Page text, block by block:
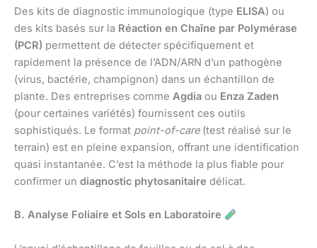
Des kits de diagnostic immunologique (type ELISA) ou
des kits basés sur la Réaction en Chaîne par Polymérase
(PCR) permettent de détecter spécifiquement et
rapidement la présence de l’ADN/ARN d’un pathogène
(virus, bactérie, champignon) dans un échantillon de
plante. Des entreprises comme Agdia ou Enza Zaden
(pour certaines variétés) fournissent ces outils
sophistiqués. Le format point-of-care(test réalisé sur le
terrain) est en pleine expansion, offrant une identification
quasi instantanée. C’est la méthode la plus fiable pour
confirmer un diagnostic phytosanitaire délicat.
B. Analyse Foliaire et Sols en Laboratoire